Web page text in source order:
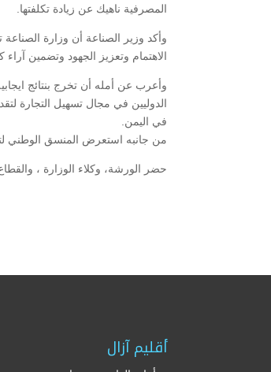
المصرفية ناهيك عن زيادة تكلفتها.
وأكد وزير الصناعة أن وزارة
الاهتمام وتعزيز الجهود وتضمين
وأعرب عن أمله أن تخرج بنتائج
الدوليين في مجال تسهيل التجارة
في اليمن.
من جانبه استعرض المنسق الوطني
حضر الورشة، وكلاء الوزارة ،
أقليم آزال